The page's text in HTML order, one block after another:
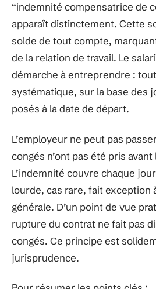
“indemnité compensatrice de
apparaît distinctement. Cette
solde de tout compte,
de la relation de travail. Le
démarche à entreprendre :
systématique, sur la base des
posés à la date de départ.
L’employeur ne peut pas
congés n’ont pas été pris
L’indemnité couvre chaque
lourde, cas rare, fait exception
générale. D’un point de vue
rupture du contrat ne fait pas
congés. Ce principe est
jurisprudence.